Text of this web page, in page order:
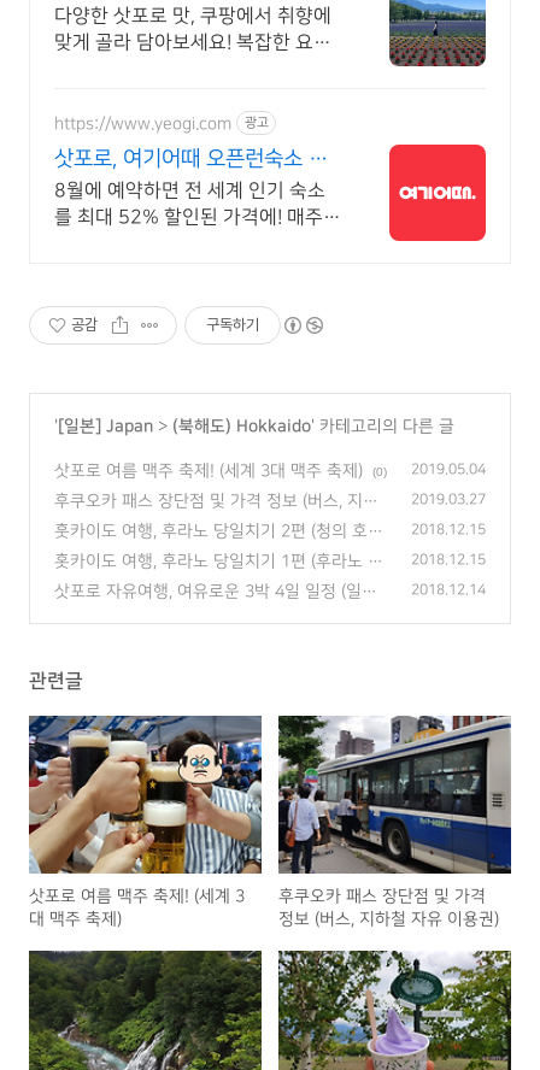
송
다양한 삿포로 맛, 쿠팡에서 취향에
맞게 골라 담아보세요! 복잡한 요리
https://www.yeogi.com 광고
삿포로, 여기어때 오픈런숙소 최
대 81% 할인
8월에 예약하면 전 세계 인기 숙소
를 최대 52% 할인된 가격에! 매주
공감 구독하기
' [일본] Japan > (북해도) Hokkaido' 카테고리의 다른 글
삿포로 여름 맥주 축제! (세계 3대 맥주 축제) (0) 2019.05.04
후쿠오카 패스 장단점 및 가격 정보 (버스, 지하
철 자유 이용권)
(0)
2019.03.27
훗카이도 여행, 후라노 당일치기 2편 (청의 호수,
흰수염 폭포)
(2)
2018.12.15
홋카이도 여행, 후라노 당일치기 1편 (후라노 라
벤더 농장, 라벤더 아이스크림)
(0)
2018.12.15
삿포로 자유여행, 여유로운 3박 4일 일정 (일본
2018.12.14
관련글
삿포로 여름 맥주 축제! (세계 3
대 맥주 축제)
후쿠오카 패스 장단점 및 가격
정보 (버스, 지하철 자유 이용권)